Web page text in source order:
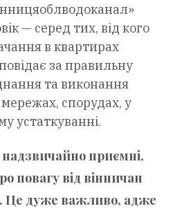
— серед тих, від кого
в квартирах
за правильну
та виконання
спорудах, у
устаткуванні.
надзвичайно приємні,
повагу від вінничан
Це дуже важливо, адже